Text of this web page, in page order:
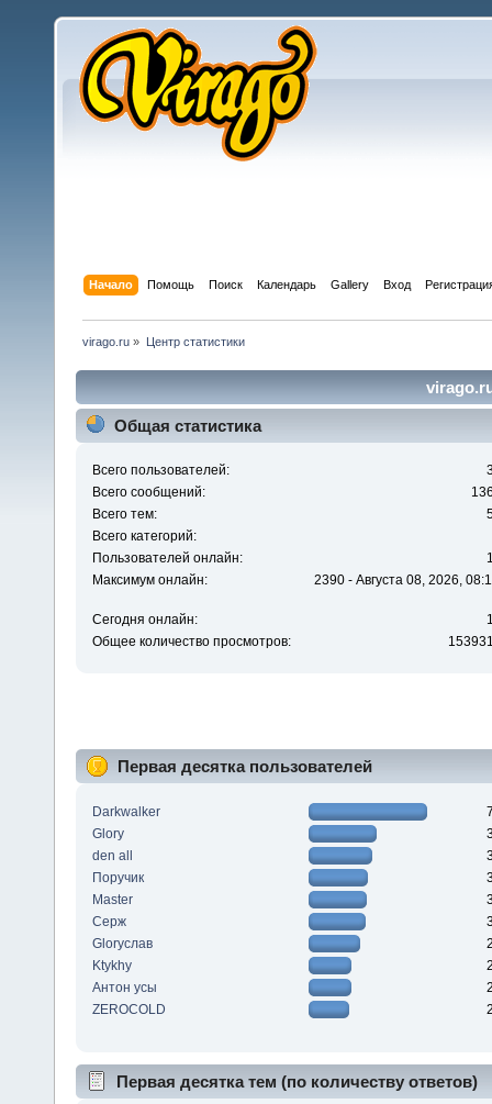
Начало Помощь Поиск Календарь Gallery Вход
virago.ru » Центр статистики
Общая статистика
Всего пользователей:
Всего сообщений:
Всего тем:
Всего категорий:
Пользователей онлайн:
Максимум онлайн:
2390 - Августа 08, 2026,
Сегодня онлайн:
Общее количество просмотров:
Первая десятка пользователей
Darkwalker
Glory
den all
Поручик
Master
Серж
Gloryслав
Ktykhy
Антон усы
ZEROCOLD
Первая десятка тем (по количеству ответов)